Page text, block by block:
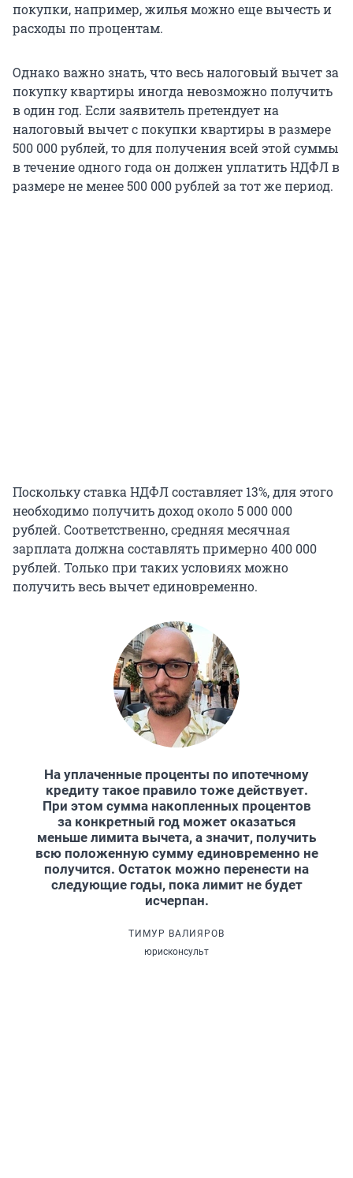
покупки, например, жилья можно еще вычесть и
расходы по процентам.
Однако важно знать, что весь налоговый вычет за
покупку квартиры иногда невозможно получить
в один год. Если заявитель претендует на
налоговый вычет с покупки квартиры в размере
500 000рублей, то для получения всей этой суммы
в течение одного года он должен уплатить НДФЛ в
размере не менее500 000рублей за тот же период.
Поскольку ставка НДФЛ составляет 13%, для этого
необходимо получить доход около5 000 000
рублей. Соответственно, средняя месячная
зарплата должна составлять примерно400 000
рублей. Только при таких условиях можно
получить весь вычет единовременно.
На уплаченные проценты по ипотечному
кредиту такое правило тоже действует.
При этом сумма накопленных процентов
за конкретный год может оказаться
меньше лимита вычета, а значит, получить
всю положенную сумму единовременно не
получится. Остаток можно перенести на
следующие годы, пока лимит не будет
исчерпан.
ТИМУР ВАЛИЯРОВ
юрисконсульт